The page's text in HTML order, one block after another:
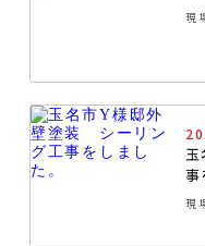
現
玉
事
現